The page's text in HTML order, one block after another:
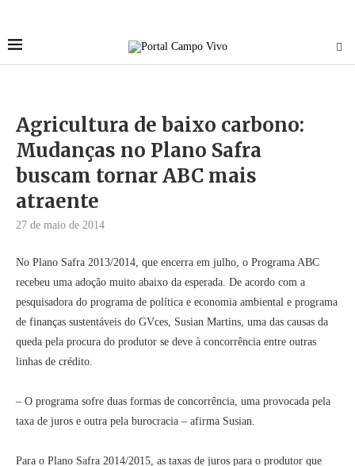
Agricultura de baixo carbono:
Mudanças no Plano Safra
buscam tornar ABC mais
atraente
27 de maio de 2014
No Plano Safra 2013/2014, que encerra em julho, o Programa ABC
recebeu uma adoção muito abaixo da esperada. De acordo com a
pesquisadora do programa de política e economia ambiental e programa
de finanças sustentáveis do GVces, Susian Martins, uma das causas da
queda pela procura do produtor se deve à concorrência entre outras
linhas de crédito.
– O programa sofre duas formas de concorrência, uma provocada pela
taxa de juros e outra pela burocracia – afirma Susian.
Para o Plano Safra 2014/2015, as taxas de juros para o produtor que